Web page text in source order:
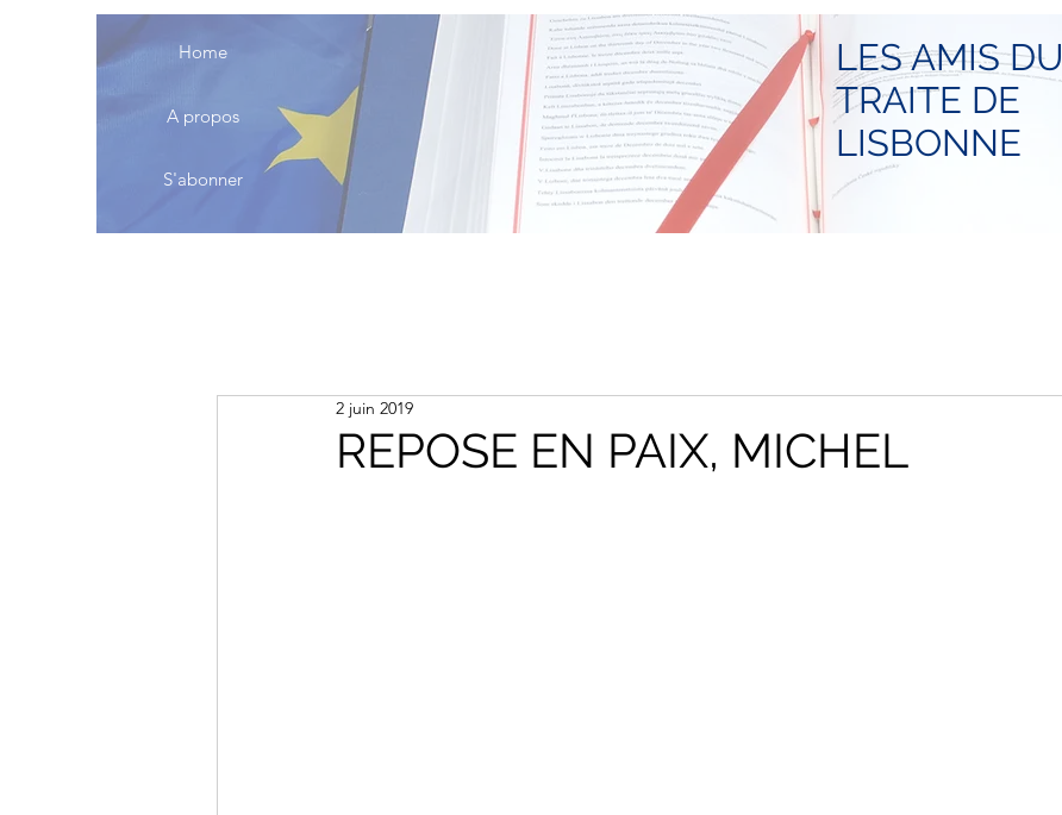
LES AMIS DU
TRAITE DE
LISBONNE
Home
A propos
S'abonner
REPOSE EN PAIX, MICHEL
2 juin 2019